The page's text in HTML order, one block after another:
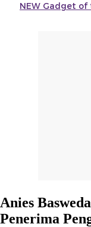
NEW Gadget of
Anies
Penerima